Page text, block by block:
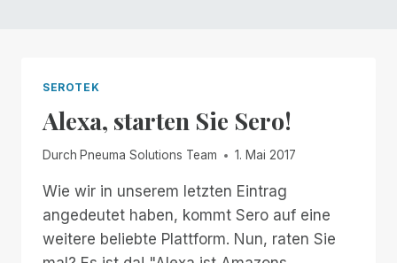
SEROTEK
Alexa, starten Sie Sero!
Durch Pneuma Solutions Team 1. Mai 2017
Wie wir in unserem letzten Eintrag
angedeutet haben, kommt Sero auf eine
weitere beliebte Plattform. Nun, raten Sie